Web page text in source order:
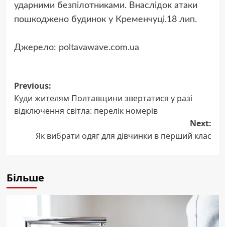
ударними безпілотниками. Внаслідок атаки
пошкоджено будинок у Кременчуці.18 лип.
Джерело: poltavawave.com.ua
Post
navigation
Previous:
Куди жителям Полтавщини звертатися у разі
відключення світла: перелік номерів
Next:
Як вибрати одяг для дівчинки в перший клас
Більше